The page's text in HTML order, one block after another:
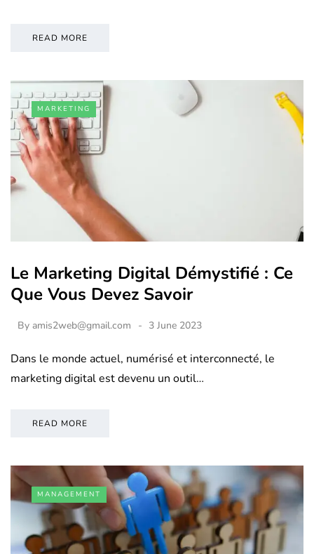
READ MORE
MARKETING
Le Marketing Digital Démystifié : Ce
Que Vous Devez Savoir
By amis2web@gmail.com 3 June 2023
Dans le monde actuel, numérisé et interconnecté, le
marketing digital est devenu un outil…
READ MORE
MANAGEMENT